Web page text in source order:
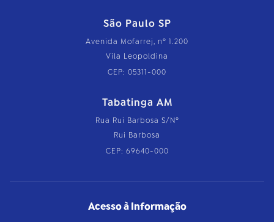
São Paulo SP
Avenida Mofarrej, nº 1.200
Vila Leopoldina
CEP: 05311-000
Tabatinga AM
Rua Rui Barbosa S/Nº
Rui Barbosa
CEP: 69640-000
Acesso à Informação